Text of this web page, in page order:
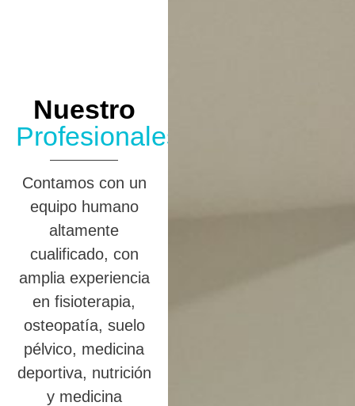
Nuestro
Profesionales
Contamos con un
equipo humano
altamente
cualificado, con
amplia experiencia
en fisioterapia,
osteopatía, suelo
pélvico, medicina
deportiva, nutrición
y medicina